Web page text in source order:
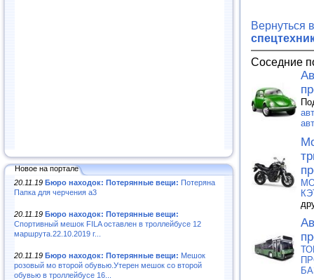
Новое на портале
20.11.19 Бюро находок: Потерянные вещи: Потеряна
Папка для черчения а3
20.11.19 Бюро находок: Потерянные вещи:
Спортивный мешок FILA оставлен в троллейбусе 12
маршрута.22.10.2019 г...
20.11.19 Бюро находок: Потерянные вещи: Мешок
розовый мо второй обувью.Утерен мешок со второй
обувью в троллейбусе 16...
Вернуться
Соседние